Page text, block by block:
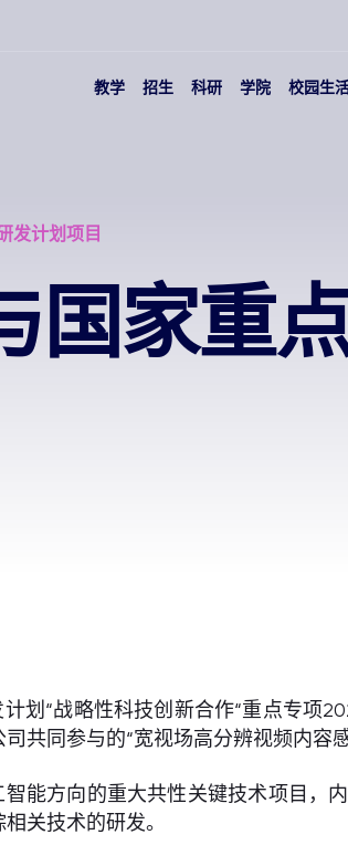
教学 招生 科研 学院 校园生
发计划项目
国家重
划“战略性科技创新合作“重点专项
共同参与的“宽视场高分辨视频内容
能方向的重大共性关键技术项目，
关技术的研发。